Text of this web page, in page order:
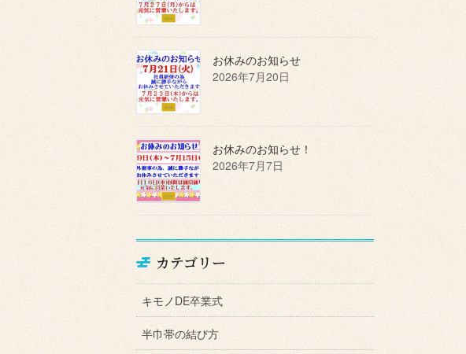
お休みのお知らせ
2026年7月20日
お休みのお知らせ！
2026年7月7日
カテゴリー
キモノDE卒業式
半巾帯の結び方